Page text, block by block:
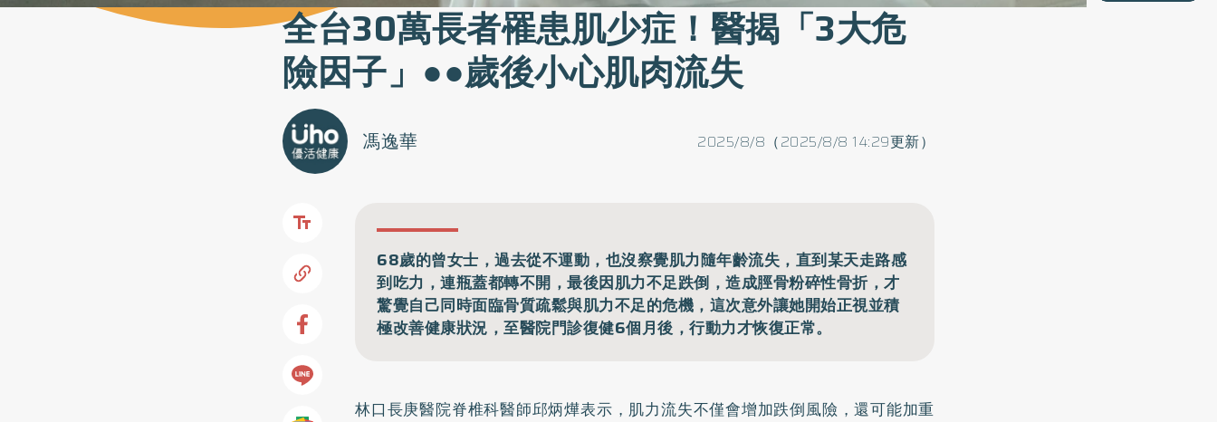
全台30萬長者罹患肌少症！醫揭「3大危
險因子」●●歲後小心肌肉流失
2025/8/8（2025/8/8 14:29更新）
馮逸華
68歲的曾女士，過去從不運動，也沒察覺肌力隨年齡流失，直到某天走路感
到吃力，連瓶蓋都轉不開，最後因肌力不足跌倒，造成脛骨粉碎性骨折，才
驚覺自己同時面臨骨質疏鬆與肌力不足的危機，這次意外讓她開始正視並積
極改善健康狀況，至醫院門診復健6個月後，行動力才恢復正常。
林口長庚醫院脊椎科醫師邱炳燁表示，肌力流失不僅會增加跌倒風險，還可能加重